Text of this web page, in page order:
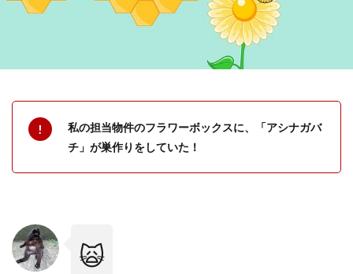
私の担当物件のフラワーボックスに、「アシナガバ
チ」が巣作りをしていた！
🙀